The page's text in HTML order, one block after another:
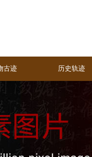
古迹 历史轨迹